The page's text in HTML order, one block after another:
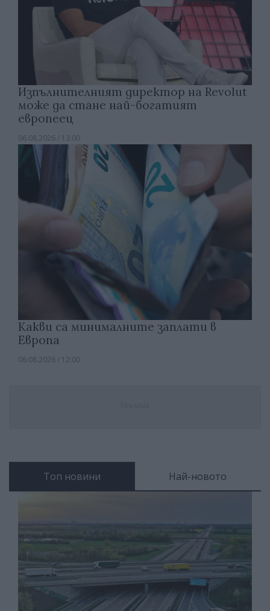
Изпълнителният директор на Revolut
може да стане най-богатият
европеец
06.08.2026 / 13:00
Какви са минималните заплати в
Европа
06.08.2026 / 12:00
Топ новини Най-новото